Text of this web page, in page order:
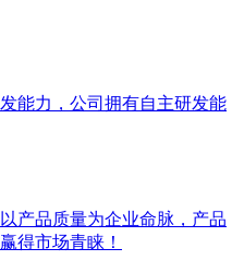
能力，公司拥有自主研发能
产品质量为企业命脉，产品
得市场青睐！